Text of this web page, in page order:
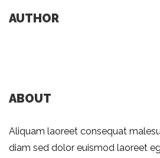
AUTHOR
ABOUT
Aliquam laoreet consequat
diam sed dolor euismod laoreet